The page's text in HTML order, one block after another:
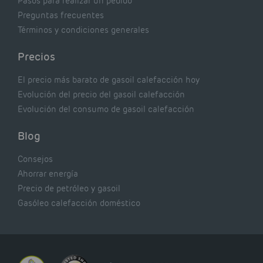
Preguntas frecuentes
Términos y condiciones generales
Precios
El precio más barato de gasoil calefacción hoy
Evolución del precio del gasoil calefacción
Evolución del consumo de gasoil calefacción
Blog
Consejos
Ahorrar energía
Precio de petróleo y gasoil
Gasóleo calefacción doméstico